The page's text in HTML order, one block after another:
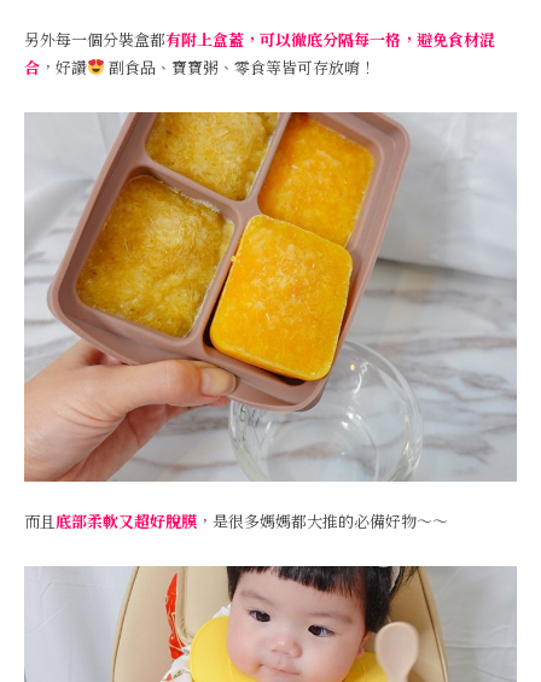
另外每一個分裝盒都有附上盒蓋，可以徹底分隔每一格，避免食材混
合 ，好讚 副食品、寶寶粥、零食等皆可存放唷！
而且 底部柔軟又超好脫膜 ，是很多媽媽都大推的必備好物～～